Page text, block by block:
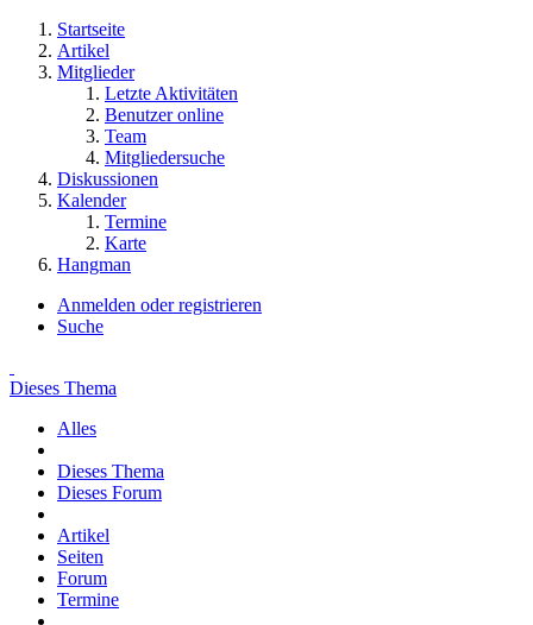
Startseite
Artikel
Mitglieder
Letzte Aktivitäten
Benutzer online
Team
Mitgliedersuche
Diskussionen
Kalender
Termine
Karte
Hangman
Anmelden oder registrieren
Suche
Dieses Thema
Alles
Dieses Thema
Dieses Forum
Artikel
Seiten
Forum
Termine